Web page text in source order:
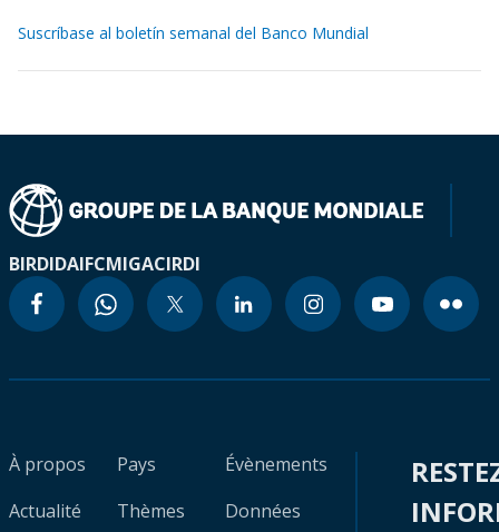
Suscríbase al boletín semanal del Banco Mundial
BIRDIDAIFCMIGACIRDI
À propos
Actualité
Pays
Thèmes
Évènements
Données